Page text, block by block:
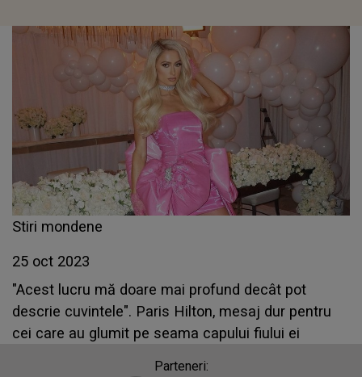
Stiri mondene
25 oct 2023
"Acest lucru mă doare mai profund decât pot
descrie cuvintele". Paris Hilton, mesaj dur pentru
cei care au glumit pe seama capului fiului ei
Parteneri: